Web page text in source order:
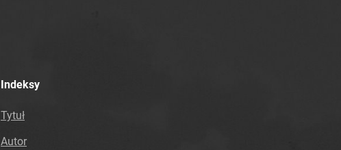
Indeksy
Tytuł
Autor